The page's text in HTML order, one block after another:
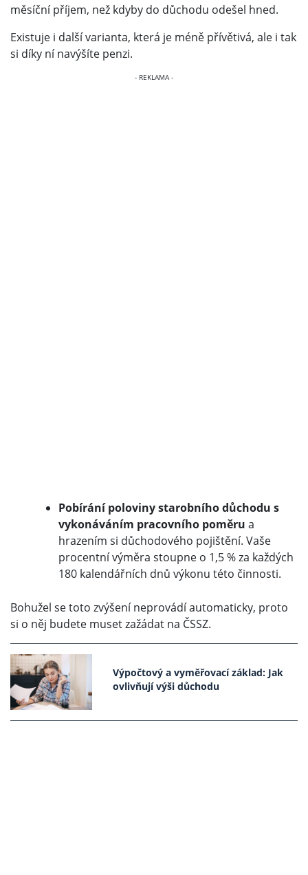
měsíční příjem, než kdyby do důchodu odešel hned.
Existuje i další varianta, která je méně přívětivá, ale i tak
si díky ní navýšíte penzi.
Pobírání poloviny starobního důchodu s
vykonáváním pracovního poměru a
hrazením si důchodového pojištění. Vaše
procentní výměra stoupne o 1,5 % za každých
180 kalendářních dnů výkonu této činnosti.
Bohužel se toto zvýšení neprovádí automaticky, proto
si o něj budete muset zažádat na ČSSZ.
Výpočtový a vyměřovací základ: Jak
ovlivňují výši důchodu